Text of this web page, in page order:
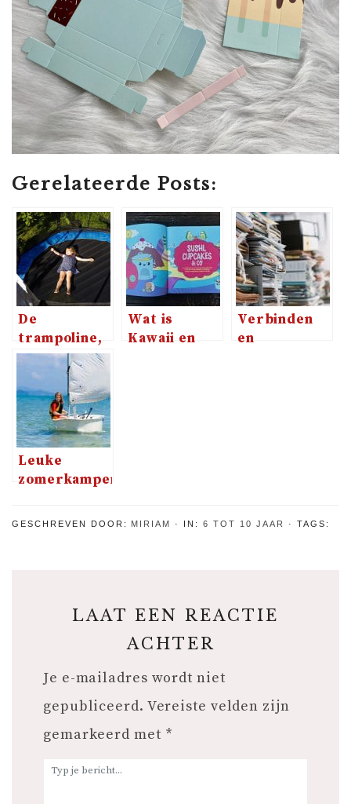
Gerelateerde Posts:
De
trampoline,
oftewel de
beste
aanschaf
voor de
kinderen
Wat is
Kawaii en
Verbinden
en
Leuke
zomerkampen
meiden
GESCHREVEN DOOR: MIRIAM IN: 6 TOT 10 JAAR TAGS:
LAAT EEN REACTIE
ACHTER
Je e-mailadres wordt niet
gepubliceerd. Vereiste velden zijn
gemarkeerd met *